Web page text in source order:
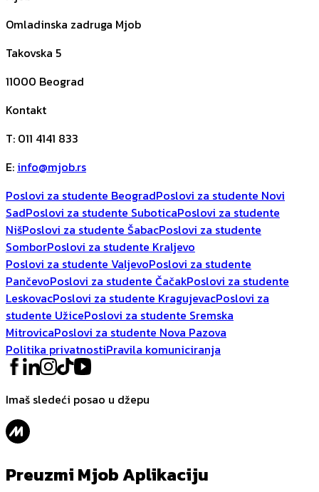
Omladinska zadruga Mjob
Takovska 5
11000 Beograd
Kontakt
T: 011 4141 833
E: info@mjob.rs
Poslovi za studente BeogradPoslovi za studente Novi
SadPoslovi za studente SuboticaPoslovi za studente
NišPoslovi za studente ŠabacPoslovi za studente
SomborPoslovi za studente Kraljevo
Poslovi za studente ValjevoPoslovi za studente
PančevoPoslovi za studente ČačakPoslovi za studente
LeskovacPoslovi za studente KragujevacPoslovi za
studente UžicePoslovi za studente Sremska
MitrovicaPoslovi za studente Nova Pazova
Politika privatnostiPravila komuniciranja
Imaš sledeći posao u džepu
Preuzmi Mjob Aplikaciju